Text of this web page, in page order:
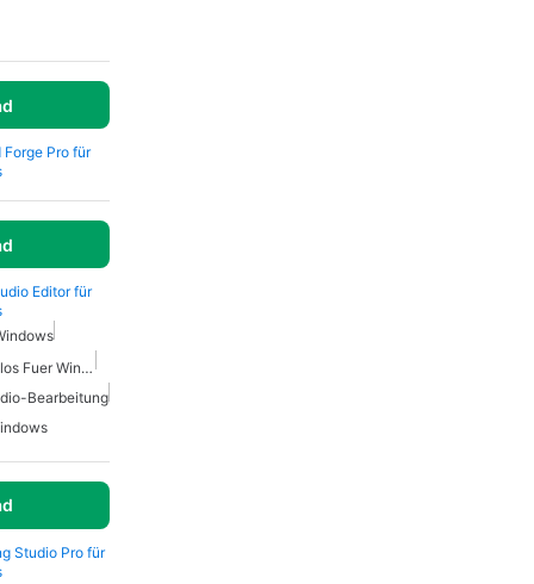
Pro für
Editor für
Audio Werkzeuge Kostenlos Fuer Windows
Bearbeitung
Studio Pro für